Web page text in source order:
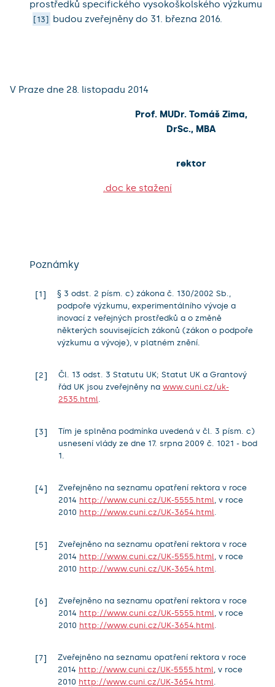
prostředků specifického vysokoškolského výzkumu
13 budou zveřejněny do 31. března 2016.
V Praze dne 28. listopadu 2014
Prof. MUDr. Tomáš Zima,
DrSc., MBA
rektor
.doc ke stažení
Poznámky
1
§ 3 odst. 2 písm. c) zákona č. 130/2002 Sb.,
podpoře výzkumu, experimentálního vývoje a
inovací z veřejných prostředků a o změně
některých souvisejících zákonů (zákon o podpoře
výzkumu a vývoje), v platném znění.
2
Čl. 13 odst. 3 Statutu UK; Statut UK a Grantový
řád UK jsou zveřejněny na www.cuni.cz/uk-
2535.html
3
Tím je splněna podmínka uvedená v čl. 3 písm. c)
usnesení vlády ze dne 17. srpna 2009 č. 1021 - bod
1.
4
Zveřejněno na seznamu opatření rektora v roce
2014 http://www.cuni.cz/UK-5555.html , v roce
2010 http://www.cuni.cz/UK-3654.html
5
Zveřejněno na seznamu opatření rektora v roce
2014 http://www.cuni.cz/UK-5555.html , v roce
2010 http://www.cuni.cz/UK-3654.html
6
Zveřejněno na seznamu opatření rektora v roce
2014 http://www.cuni.cz/UK-5555.html , v roce
2010 http://www.cuni.cz/UK-3654.html
7
Zveřejněno na seznamu opatření rektora v roce
2014 http://www.cuni.cz/UK-5555.html , v roce
2010 http://www.cuni.cz/UK-3654.html